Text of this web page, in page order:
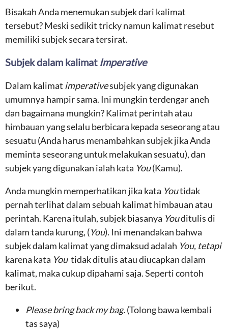
Bisakah Anda menemukan subjek dari kalimat
tersebut? Meski sedikit tricky namun kalimat resebut
memiliki subjek secara tersirat.
Subjek dalam kalimat Imperative
Dalam kalimat imperativesubjek yang digunakan
umumnya hampir sama. Ini mungkin terdengar aneh
dan bagaimana mungkin? Kalimat perintah atau
himbauan yang selalu berbicara kepada seseorang atau
sesuatu (Anda harus menambahkan subjek jika Anda
meminta seseorang untuk melakukan sesuatu), dan
subjek yang digunakan ialah kata You(Kamu).
Anda mungkin memperhatikan jika kata Youtidak
pernah terlihat dalam sebuah kalimat himbauan atau
perintah. Karena itulah, subjek biasanya Youditulis di
dalam tanda kurung, (You). Ini menandakan bahwa
subjek dalam kalimat yang dimaksud adalah You, tetapi
karena kata You tidak ditulis atau diucapkan dalam
kalimat, maka cukup dipahami saja. Seperti contoh
berikut.
Please bring back my bag.(Tolong bawa kembali
tas saya)